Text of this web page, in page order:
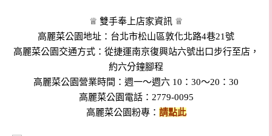
♕ 雙手奉上店家資訊 ♕
高麗菜公園地址：台北市松山區敦化北路4巷21號
高麗菜公園交通方式：從捷運南京復興站六號出口步行至店，
約六分鐘腳程
高麗菜公園營業時間：週一～週六 10：30～20：30
高麗菜公園電話：2779-0095
高麗菜公園粉專： 請點此